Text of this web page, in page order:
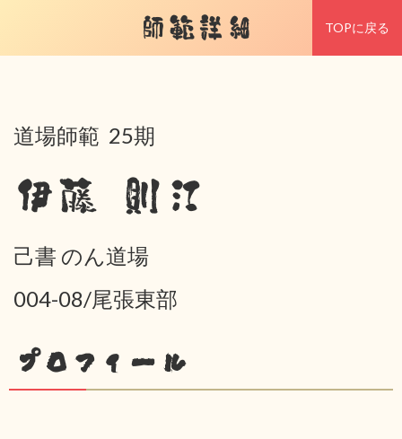
師範詳細 TOPに戻る
道場師範 25期
伊藤 則江
己書 のん道場
004-08/尾張東部
プロフィール